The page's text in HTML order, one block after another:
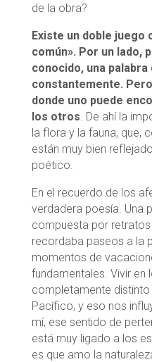
de la obra?
Existe un doble juego
común». Por un lado,
conocido, una
constantemente.
donde uno puede
los otros. De ahí la
la flora y la fauna, que,
están muy bien
poético.
En el recuerdo de los
verdadera poesía. Una
compuesta por retratos
recordaba paseos a la
momentos de
fundamentales. Vivir en
completamente distinto
Pacífico, y eso nos
mí, ese sentido de
está muy ligado a los
es que amo la